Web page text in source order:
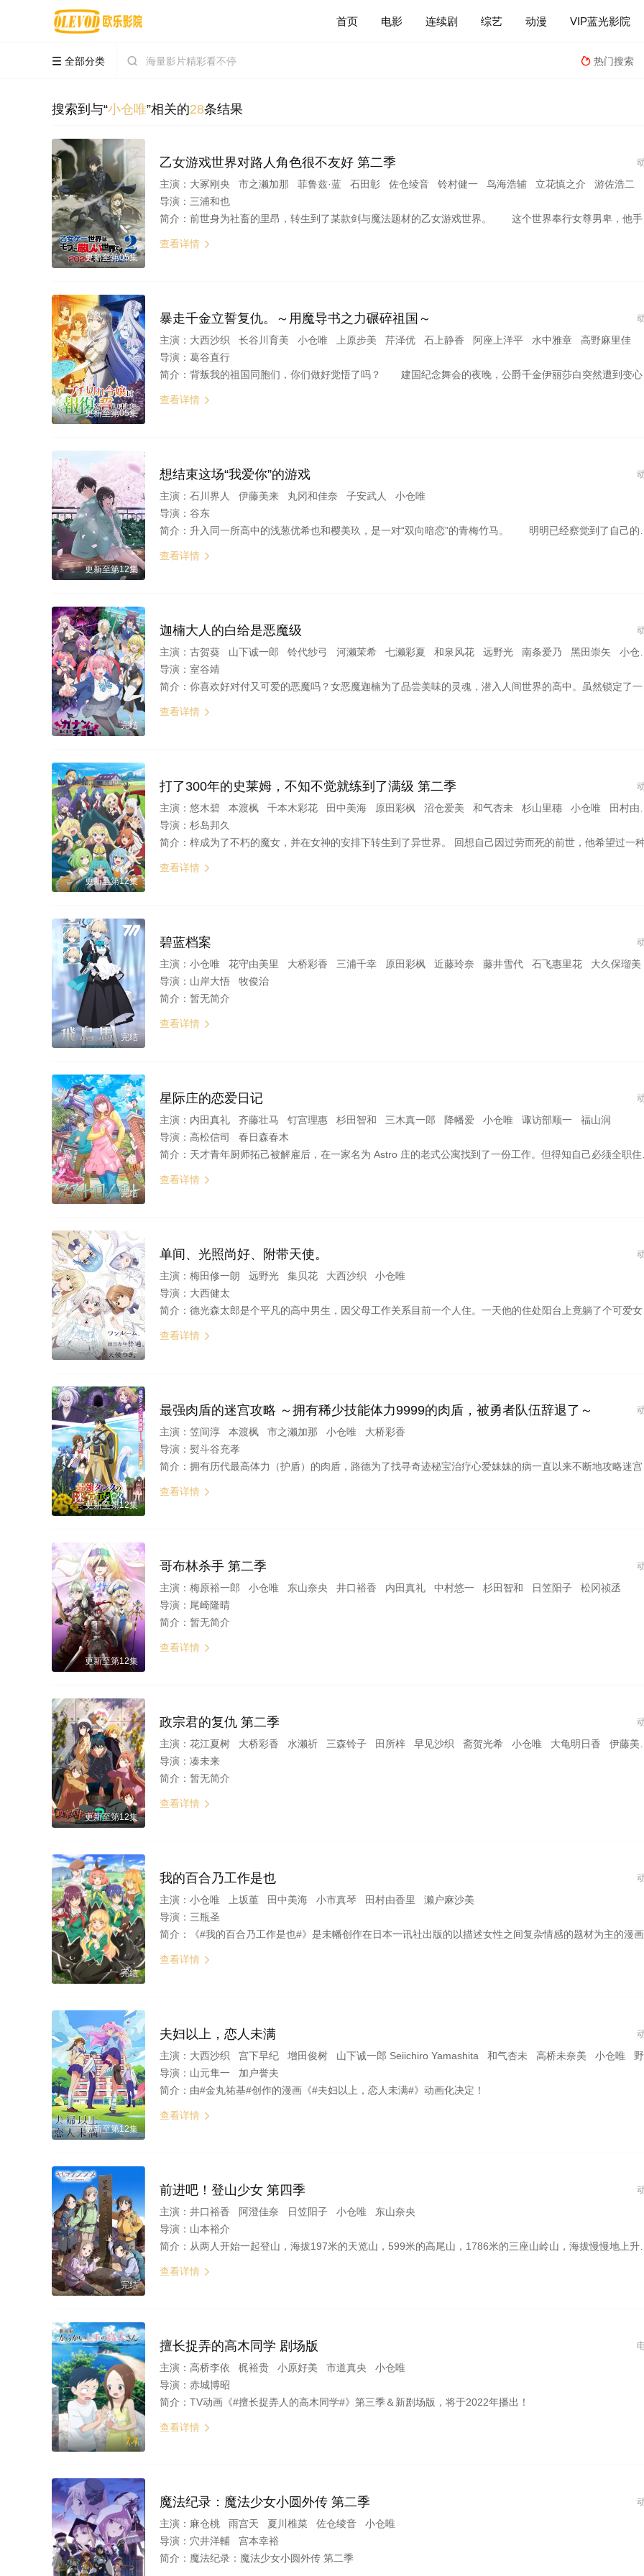
首页 电影 连续剧 综艺 动漫 VIP蓝光影院
 全部分类   热门搜索
搜索到与“小仓唯”相关的28条结果
更新至第05集
乙女游戏世界对路人角色很不友好 第二季
主演： 大冢刚央 市之濑加那 菲鲁兹·蓝 石田彰 佐仓绫音 铃村健一 鸟海浩辅 立花慎之介 游佐浩二 桧山修之 竹内顺子 大原沙耶香 雨宫天 小仓唯 宇垣秀成 黑田崇矢
导演： 三浦和也
简介： 前世身为社畜的里昂，转生到了某款剑与魔法题材的乙女游戏世界。 这个世界奉行女尊男卑，他手中仅剩的依仗，就是前世被妹妹逼着通关这款游戏积攒下来的游戏情报。里昂靠着这份攻略知识，想方设法在这个不讲道理的世界艰难求生。 原作里本该是坐拥一众帅哥的女主角奥莉薇亚、注定沦为欺压女主的反派千金安洁莉卡，都和里昂缔结了深厚友情。即便不断被抢占了女主位置的玛丽耶从中作梗，里昂依旧一路晋升至子爵。 但正因里昂大幅改写了游戏原本的剧情走向，这个世界渐渐开始出现异变扭曲。 之后里昂被提拔进入已成圣女的玛丽耶麾下的圣女亲卫队，就此被卷入足以撼动霍尔法特王国的巨大阴谋之中……
查看详情 
更新至第05集
暴走千金立誓复仇。～用魔导书之力碾碎祖国～
主演： 大西沙织 长谷川育美 小仓唯 上原步美 芹泽优 石上静香 阿座上洋平 水中雅章 高野麻里佳
导演： 葛谷直行
简介： 背叛我的祖国同胞们，你们做好觉悟了吗？ 建国纪念舞会的夜晚，公爵千金伊丽莎白突然遭到变心的王太子解除婚约，随即被关入大牢。被倾尽所有的祖国所背叛的伊丽莎白，手握强力神器“七魔导书”决意流亡！借助邻国子爵卢卡斯的助力，她开始了新生活与商会经营。而胸中，始终燃烧着对祖国的炽烈复仇之火——惨遭退婚×锒铛入狱的天才美少女，手握最强魔导书操控人脉、经济、武力，向背叛者们展开痛快淋漓的逆袭。逆转复仇奇幻剧，此刻揭幕！
查看详情 
更新至第12集
想结束这场“我爱你”的游戏
主演： 石川界人 伊藤美来 丸冈和佳奈 子安武人 小仓唯
导演： 谷东
简介： 升入同一所高中的浅葱优希也和樱美玖，是一对“双向暗恋”的青梅竹马。 明明已经察觉到了自己的心意… 明明那句“喜欢”随时都要溢出来… …可是，就是无法坦诚相待！！ 太过亲近，又太过遥远的优希也与美玖。 维系着两人的，是小学六年级时开始的“我爱你游戏”。 轮流说出“我爱你”，谁先害羞谁就输。 直到现在仍在继续的，这场较劲。 想要赢得“我爱你游戏”后，再告白──。 想要赢得“我爱你游戏”，让对方承认自己的“喜欢”──。 为了结束这场双向暗恋， 倾注所有心意的“恋爱游戏”，现在开始！！
查看详情 
完结
迦楠大人的白给是恶魔级
主演： 古贺葵 山下诚一郎 铃代纱弓 河濑茉希 七濑彩夏 和泉风花 远野光 南条爱乃 黑田崇矢 小仓唯 竹达彩奈 小林优
导演： 室谷靖
简介： 你喜欢好对付又可爱的恶魔吗？女恶魔迦楠为了品尝美味的灵魂，潜入人间世界的高中。虽然锁定了一个男学生，但回过神来，却变成跟他订下了恋人契约？可是根本没谈过恋爱的迦楠，一直接触到未知的感情！酸酸甜甜的青春与搞笑的风暴！纯真恶魔好对付又可爱的初恋爱情喜剧，开始啰！
查看详情 
更新至第12集
打了300年的史莱姆，不知不觉就练到了满级 第二季
主演： 悠木碧 本渡枫 千本木彩花 田中美海 原田彩枫 沼仓爱美 和气杏未 杉山里穗 小仓唯 田村由香里
导演： 杉岛邦久
简介： 梓成为了不朽的魔女，并在女神的安排下转生到了异世界。 回想自己因过劳而死的前世，他希望过一种慢一点的生活，并花了三百年的时间杀死史莱姆作为他日常生活的一部分，以维持生计。 不知不觉间，我已经达到了满级，成为了世界最强！
查看详情 
完结
碧蓝档案
主演： 小仓唯 花守由美里 大桥彩香 三浦千幸 原田彩枫 近藤玲奈 藤井雪代 石飞惠里花 大久保瑠美 小原好美
导演： 山岸大悟 牧俊治
简介： 暂无简介
查看详情 
完结
星际庄的恋爱日记
主演： 内田真礼 齐藤壮马 钉宫理惠 杉田智和 三木真一郎 降幡爱 小仓唯 诹访部顺一 福山润
导演： 高松信司 春日森春木
简介： 天才青年厨师拓己被解雇后，在一家名为 Astro 庄的老式公寓找到了一份工作。但得知自己必须全职住在那里后，他开始犹豫不决——直到他遇到了美丽迷人的房东米拉。两人开始一起工作，联系也越来越深。但米拉有一个秘密：她不是这个星球的人！
查看详情 
完结
单间、光照尚好、附带天使。
主演： 梅田修一朗 远野光 集贝花 大西沙织 小仓唯
导演： 大西健太
简介： 德光森太郎是个平凡的高中男生，因父母工作关系目前一个人住。一天他的住处阳台上竟躺了个可爱女孩飞羽，她自称是天使，奉神明之命来到人界学习人类相关之事！ 森太郎半信半疑…此外高中同学小紬似乎也对森太郎有意思，还说要做便当给他吃，打工的餐厅也有个可爱女生说想跟他做朋友！这到底是桃花期还是桃花劫？ 平凡高中男生不平凡，身边正妹环绕，众人羡慕都来不及了他却不知所措！ 这是天使和高一男生就此展开一段两小无猜同居爱情故事！
查看详情 
更新至第12集
最强肉盾的迷宫攻略 ～拥有稀少技能体力9999的肉盾，被勇者队伍辞退了～
主演： 笠间淳 本渡枫 市之濑加那 小仓唯 大桥彩香
导演： 熨斗谷充孝
简介： 拥有历代最高体力（护盾）的肉盾，路德为了找寻奇迹秘宝治疗心爱妹妹的病一直以来不断地攻略迷宫。 不过，所属队伍的勇者个性蛮横，将路德从冒险队伍里面辞退了。原因是路德身上有个未知技能，勇者宣称这个技能会扯队伍后腿，甚至还说这是一个垃圾技能…… 不过最后却证明了那不是垃圾技能，而是一个强悍技能！ 凭借着9999护盾与强悍技能于一身的最强肉盾，路德的第一章冒险故事揭幕！
查看详情 
更新至第12集
哥布林杀手 第二季
主演： 梅原裕一郎 小仓唯 东山奈央 井口裕香 内田真礼 中村悠一 杉田智和 日笠阳子 松冈祯丞
导演： 尾崎隆晴
简介： 暂无简介
查看详情 
更新至第12集
政宗君的复仇 第二季
主演： 花江夏树 大桥彩香 水濑祈 三森铃子 田所梓 早见沙织 斋贺光希 小仓唯 大龟明日香 伊藤美来 加濑康之
导演： 凑未来
简介： 暂无简介
查看详情 
完结
我的百合乃工作是也
主演： 小仓唯 上坂堇 田中美海 小市真琴 田村由香里 濑户麻沙美
导演： 三瓶圣
简介：
《#我的百合乃工作是也#》是未幡创作在日本一讯社出版的以描述女性之间复杂情感的题材为主的漫画。近日，该漫画宣布TV动画化~ 《#我的百合乃工作是也#》首次在2017年一月连载于《comic百合姬》第48期，并且持续连载。在中国，本漫画被以《#百合是我的工作！#》的译名于东立出版社出版。 【简介】 这是发生在一家以“上演美丽优雅的女子校园生活”为主题的主题咖啡厅中的故事。白木阳芽，一个在平时生活中就擅长利用自己美貌和演技来获得他人好感的一个女子高中生，因为意外被该咖啡厅店长御子柴舞骗入咖啡厅中上班。由此，一场围绕各个角色的是“真实情感”和“表演情感”争端误解开始爆发。
查看详情 
更新至第12集
夫妇以上，恋人未满
主演： 大西沙织 宫下早纪 增田俊树 山下诚一郎 Seiichiro Yamashita 和气杏未 高桥未奈美 小仓唯 野上翔 内田修一
导演： 山元隼一 加户誉夫
简介： 由#金丸祐基#创作的漫画《#夫妇以上，恋人未满#》动画化决定！
查看详情 
完结
前进吧！登山少女 第四季
主演： 井口裕香 阿澄佳奈 日笠阳子 小仓唯 东山奈央
导演： 山本裕介
简介： 从两人开始一起登山，海拔197米的天览山，599米的高尾山，1786米的三座山岭山，海拔慢慢地上升。 后来登上了两人的回忆之山谷川岳，在周游关东名峰的过程中，伙伴也渐渐地增加了，大家一起过着充实的户外生活。 对山的知识、道具、自身体力更加充实后，小葵将以更高的高度为目标。
查看详情 
7.4
擅长捉弄的高木同学 剧场版
主演： 高桥李依 梶裕贵 小原好美 市道真央 小仓唯
导演： 赤城博昭
简介： TV动画《#擅长捉弄人的高木同学#》第三季＆新剧场版，将于2022年播出！
查看详情 
魔法纪录：魔法少女小圆外传 第二季
主演： 麻仓桃 雨宫天 夏川椎菜 佐仓绫音 小仓唯
导演： 穴井洋輔 宫本幸裕
简介： 魔法纪录：魔法少女小圆外传 第二季